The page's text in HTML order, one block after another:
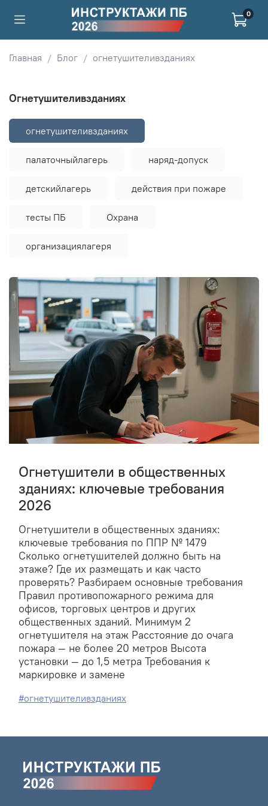
0
Главная Блог огнетушителивзданиях
огнетушителивзданиях
огнетушителивзданиях
палаточныйлагерь наряд-допуск
детскийлагерь действия при пожаре
тесты ПБ Охрана
организациялагеря
Огнетушители в общественных
зданиях: ключевые требования
2026
Огнетушители в общественных зданиях:
ключевые требования по ППР № 1479
Сколько огнетушителей должно быть на
этаже? Где их размещать и как часто
проверять? Разбираем основные требования
Правил противопожарного режима для
офисов, торговых центров и других
общественных зданий. Минимум 2
огнетушителя на этаж Расстояние до очага
пожара — не более 20 метров Высота
установки — до 1,5 метра Требования к
маркировке и замене
#огнетушителивзданиях